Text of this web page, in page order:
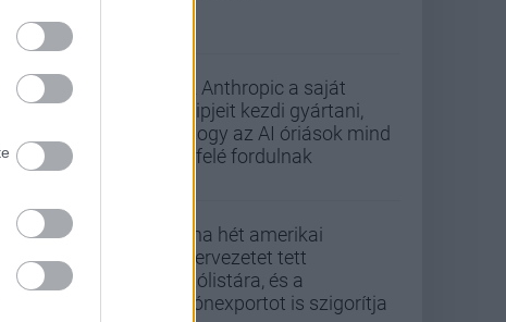
Az Anthropic a saját
chipjeit kezdi gyártani,
ahogy az AI óriások mind
befelé fordulnak
Kína hét amerikai
szervezetet tett
tiltólistára, és a
drónexportot is szigorítja